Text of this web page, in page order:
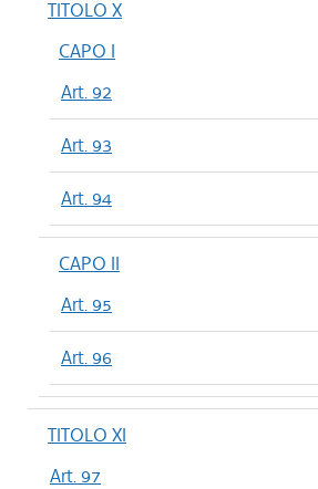
TITOLO X
CAPO I
Art. 92
Art. 93
Art. 94
CAPO II
Art. 95
Art. 96
TITOLO XI
Art. 97